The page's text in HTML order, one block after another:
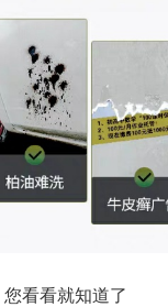
看看就知道了